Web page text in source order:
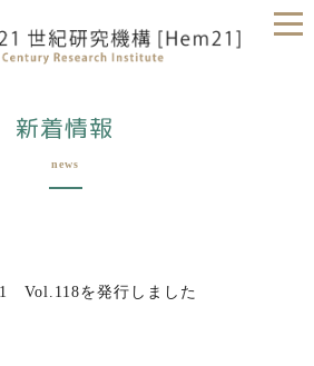
新着情報
news
Vol.118を発行しました